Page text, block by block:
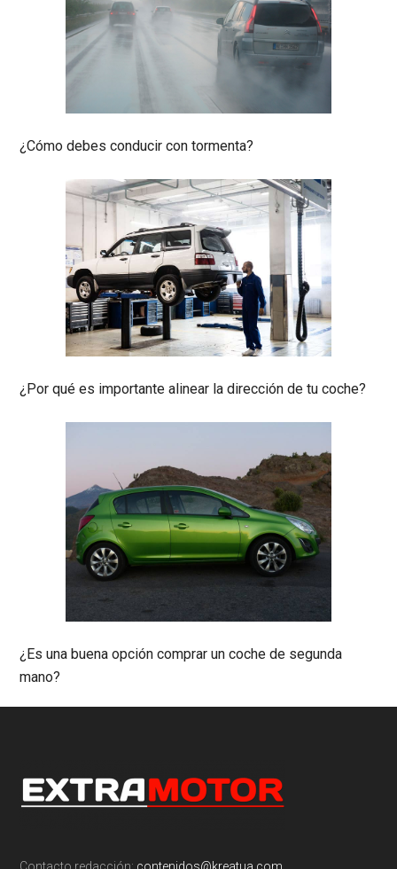
¿Cómo debes conducir con tormenta?
¿Por qué es importante alinear la dirección de tu coche?
¿Es una buena opción comprar un coche de segunda
mano?
Footer
Contacto redacción: contenidos@kreatua.com